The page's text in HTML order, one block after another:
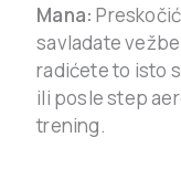
Mana:
savladate
radićete to isto
ili posle step
trening.